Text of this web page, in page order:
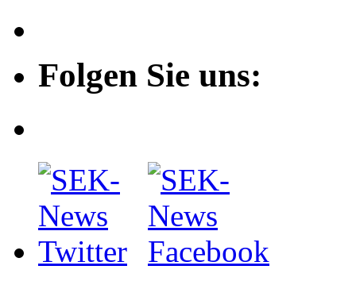
Folgen Sie uns: